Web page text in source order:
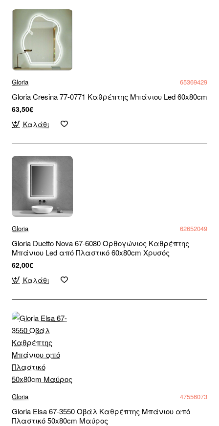
Gloria 65369429
Gloria Cresina 77-0771 Καθρέπτης Μπάνιου Led 60x80cm
63,50€
Καλάθι
Gloria 62652049
Gloria Duetto Nova 67-6080 Ορθογώνιος Καθρέπτης
Μπάνιου Led από Πλαστικό 60x80cm Χρυσός
62,00€
Καλάθι
Gloria 47556073
Gloria Elsa 67-3550 Οβάλ Καθρέπτης Μπάνιου από
Πλαστικό 50x80cm Μαύρος